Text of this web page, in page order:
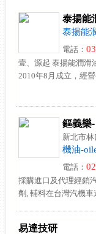
泰揚能
泰揚能
電話：
壹、源起 泰揚能潤滑
2010年8月成立，經
鏂義樂
新北市林
機油-
電話：
採購進口及代理經銷
劑, 輔料在台灣汽機
易達技研